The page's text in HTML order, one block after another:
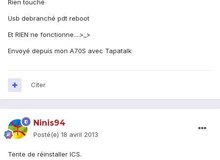
Rien touché
Usb debranché pdt reboot
Et RIEN ne fonctionne....>_>
Envoyé depuis mon A70S avec Tapatalk
Citer
Ninis94
Posté(e) 18 avril 2013
Tente de réinstaller ICS.